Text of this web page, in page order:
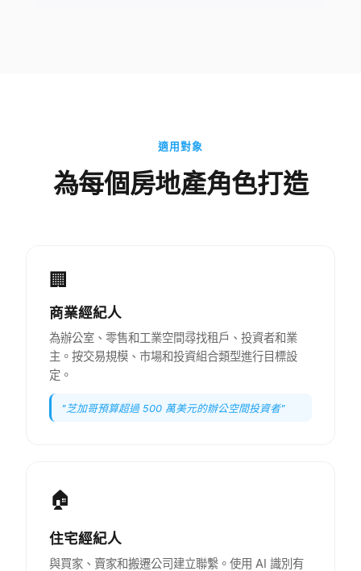
適用對象
為每個房地產角色打造
🏢
商業經紀人
為辦公室、零售和工業空間尋找租戶、投資者和業
主。按交易規模、市場和投資組合類型進行目標設
定。
"芝加哥預算超過 500 萬美元的辦公空間投資者"
🏠
住宅經紀人
與買家、賣家和搬遷公司建立聯繫。使用 AI 識別有